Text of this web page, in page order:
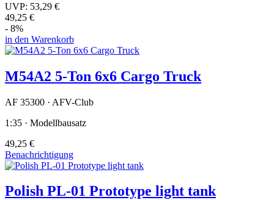
UVP: 53,29 €
49,25 €
- 8%
in den Warenkorb
M54A2 5-Ton 6x6 Cargo Truck
AF 35300 · AFV-Club
1:35 · Modellbausatz
49,25 €
Benachrichtigung
Polish PL-01 Prototype light tank